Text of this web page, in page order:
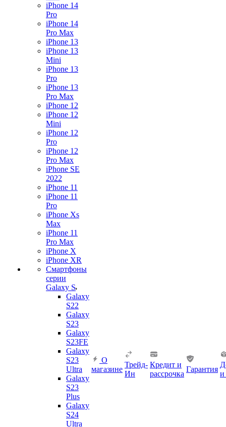
iPhone 14
Pro
iPhone 14
Pro Max
iPhone 13
iPhone 13
Mini
iPhone 13
Pro
iPhone 13
Pro Max
iPhone 12
iPhone 12
Mini
iPhone 12
Pro
iPhone 12
Pro Max
iPhone SE
2022
iPhone 11
iPhone 11
Pro
iPhone Xs
Max
iPhone 11
Pro Max
iPhone X
iPhone XR
Смартфоны
серии
Galaxy S
Galaxy
S22
Galaxy
S23
Galaxy
S23FE
Galaxy
S23
Ultra
Galaxy
S23
Plus
Galaxy
S24
Ultra
О
магазине
Трейд-
Ин
Кредит и
рассрочка
Гарантия
и